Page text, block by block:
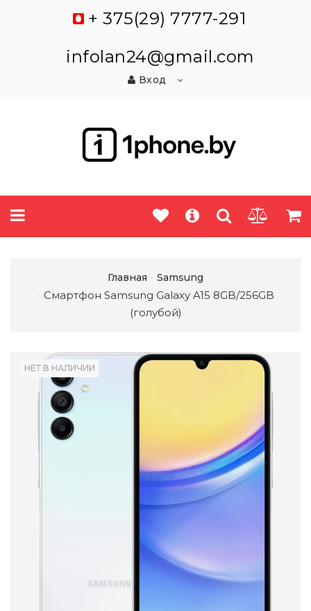
+ 375(29) 7777-291
infolan24@gmail.com
Вход
Главная Samsung
Смартфон Samsung Galaxy A15 8GB/256GB
(голубой)
НЕТ В НАЛИЧИИ